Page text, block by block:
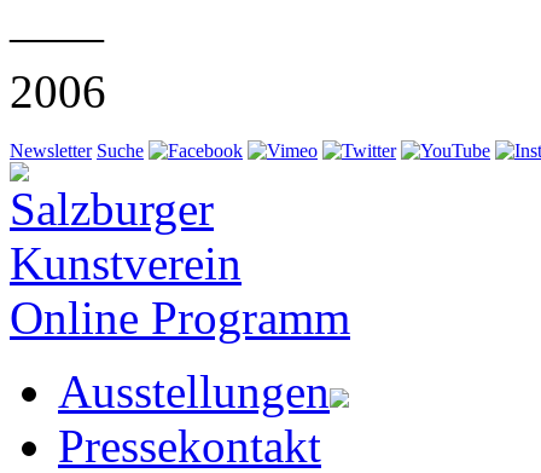
——
2006
Newsletter Suche
Online Programm
Ausstellungen
Pressekontakt